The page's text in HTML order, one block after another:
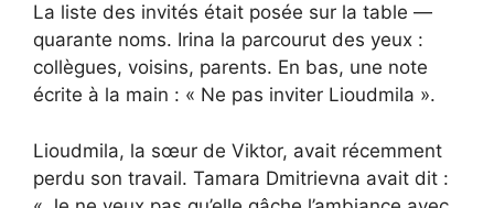
La liste des invités était posée sur la table —
quarante noms. Irina la parcourut des yeux :
collègues, voisins, parents. En bas, une note
écrite à la main : « Ne pas inviter Lioudmila ».
Lioudmila, la sœur de Viktor, avait récemment
perdu son travail. Tamara Dmitrievna avait dit :